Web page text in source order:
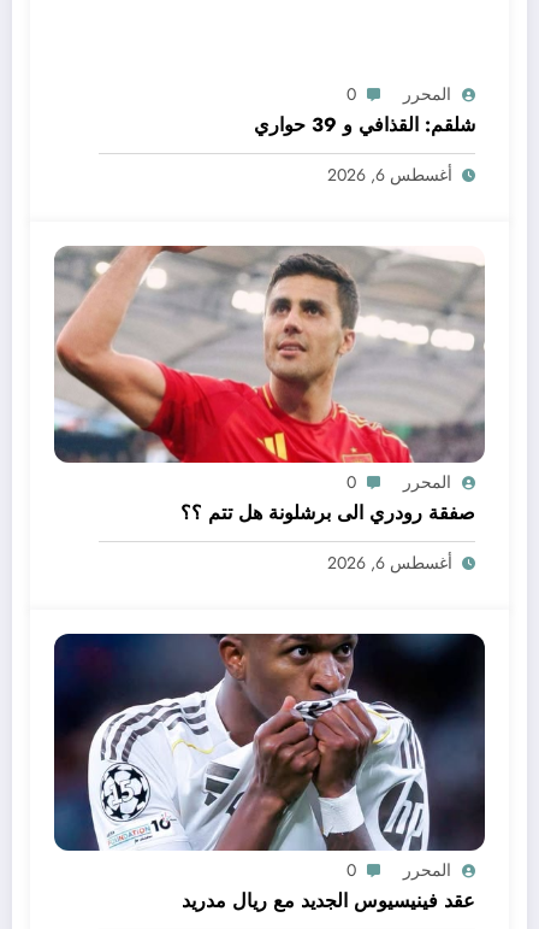
المحرر 0
شلقم: القذافي و 39 حواري
أغسطس 6, 2026
المحرر 0
صفقة رودري الى برشلونة هل تتم ؟؟
أغسطس 6, 2026
المحرر 0
عقد فينيسيوس الجديد مع ريال مدريد